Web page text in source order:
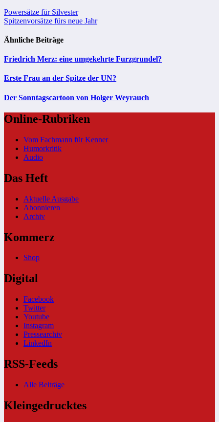
Beitragsnavigation
Powersätze für Silvester
Spitzenvorsätze fürs neue Jahr
Ähnliche Beiträge
Friedrich Merz: eine umgekehrte Furzgrundel?
Erste Frau an der Spitze der UN?
Der Sonntagscartoon von Holger Weyrauch
Online-Rubriken
Vom Fachmann für Kenner
Humorkritik
Audio
Das Heft
Aktuelle Ausgabe
Abonnieren
Archiv
Kommerz
Shop
Digital
Facebook
Twitter
Youtube
Instagram
Pressearchiv
LinkedIn
RSS-Feeds
Alle Beiträge
Kleingedrucktes